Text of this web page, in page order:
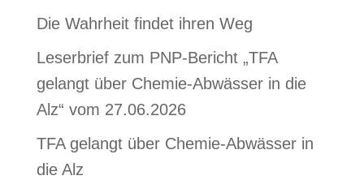
Die Wahrheit findet ihren Weg
Leserbrief zum PNP-Bericht „TFA
gelangt über Chemie-Abwässer in die
Alz“ vom 27.06.2026
TFA gelangt über Chemie-Abwässer in
die Alz